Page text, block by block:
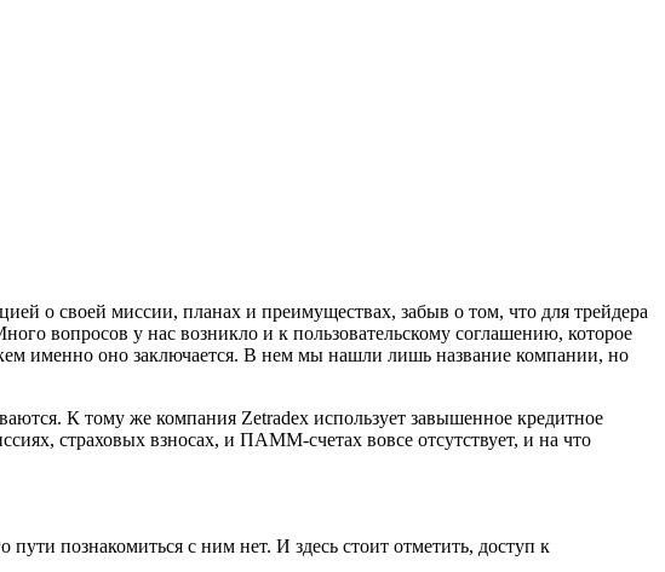
о своей миссии, планах и преимуществах, забыв о том, что для трейдера
вопросов у нас возникло и к пользовательскому соглашению, которое
именно оно заключается. В нем мы нашли лишь название компании, но
К тому же компания Zetradex использует завышенное кредитное
страховых взносах, и ПАММ-счетах вовсе отсутствует, и на что
познакомиться с ним нет. И здесь стоит отметить, доступ к